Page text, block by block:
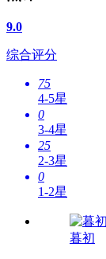
9.0
综合评分
75
4-5星
0
3-4星
25
2-3星
0
1-2星
暮初